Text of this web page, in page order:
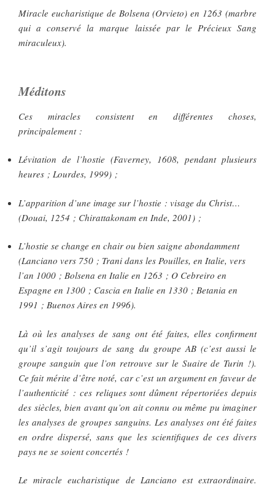
Miracle eucharistique de Bolsena (Orvieto) en 1263 (marbre
qui a conservé la marque laissée par le Précieux Sang
miraculeux).
Méditons
Ces miracles consistent en différentes choses,
principalement :
Lévitation de l’hostie (Faverney, 1608, pendant plusieurs
heures ; Lourdes, 1999) ;
L’apparition d’une image sur l’hostie : visage du Christ…
(Douai, 1254 ; Chirattakonam en Inde, 2001) ;
L’hostie se change en chair ou bien saigne abondamment
(Lanciano vers 750 ; Trani dans les Pouilles, en Italie, vers
l’an 1000 ; Bolsena en Italie en 1263 ; O Cebreiro en
Espagne en 1300 ; Cascia en Italie en 1330 ; Betania en
1991 ; Buenos Aires en 1996).
Là où les analyses de sang ont été faites, elles confirment
qu’il s’agit toujours de sang du groupe AB (c’est aussi le
groupe sanguin que l’on retrouve sur le Suaire de Turin !).
Ce fait mérite d’être noté, car c’est un argument en faveur de
l’authenticité : ces reliques sont dûment répertoriées depuis
des siècles, bien avant qu’on ait connu ou même pu imaginer
les analyses de groupes sanguins. Les analyses ont été faites
en ordre dispersé, sans que les scientifiques de ces divers
pays ne se soient concertés !
Le miracle eucharistique de Lanciano est extraordinaire.